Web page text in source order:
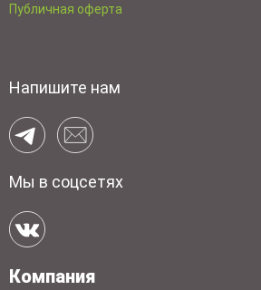
Публичная оферта
Напишите нам
Мы в соцсетях
Компания